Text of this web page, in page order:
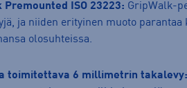
Premounted ISO 23223: GripWalk-
ja niiden erityinen muoto parantaa
olosuhteissa.
toimitettava 6 millimetrin takalevy: